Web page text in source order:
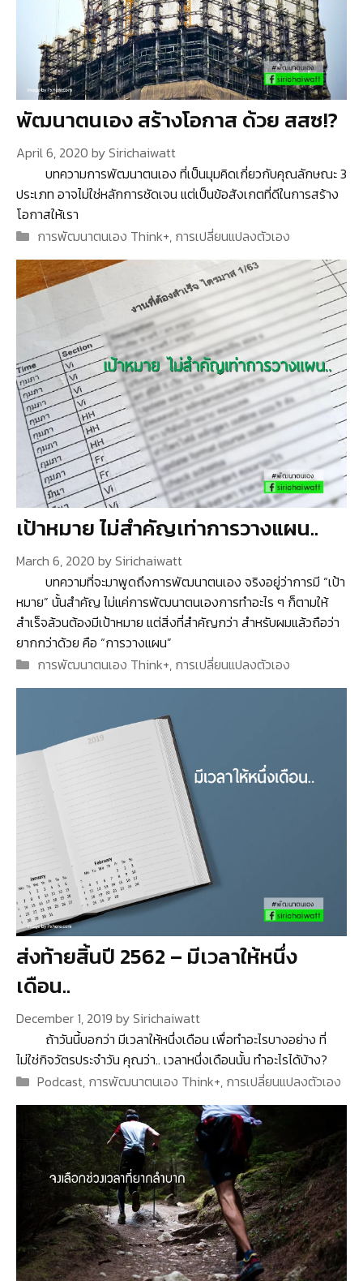
พัฒนาตนเอง สร้างโอกาส ด้วย สสซ!?
April 6, 2020 bySirichaiwatt
บทความการพัฒนาตนเอง ที่เป็นมุมคิดเกี่ยวกับคุณลักษณะ 3
ประเภท อาจไม่ใช่หลักการชัดเจน แต่เป็นข้อสังเกตที่ดีในการสร้าง
โอกาสให้เรา
Categories
การพัฒนาตนเอง Think+, การเปลี่ยนแปลงตัวเอง
เป้าหมาย ไม่สำคัญเท่าการวางแผน..
March 6, 2020 bySirichaiwatt
บทความที่จะมาพูดถึงการพัฒนาตนเอง จริงอยู่ว่าการมี “เป้า
หมาย” นั้นสำคัญ ไม่แค่การพัฒนาตนเองการทำอะไร ๆ ก็ตามให้
สำเร็จล้วนต้องมีเป้าหมาย แต่สิ่งที่สำคัญกว่า สำหรับผมแล้วถือว่า
ยากกว่าด้วย คือ “การวางแผน”
Categories
การพัฒนาตนเอง Think+, การเปลี่ยนแปลงตัวเอง
ส่งท้ายสิ้นปี 2562 – มีเวลาให้หนึ่ง
เดือน..
December 1, 2019 bySirichaiwatt
ถ้าวันนี้บอกว่า มีเวลาให้หนึ่งเดือน เพื่อทำอะไรบางอย่าง ที่
ไม่ใช่กิจวัตรประจำวัน คุณว่า.. เวลาหนึ่งเดือนนั้น ทำอะไรได้บ้าง?
Categories
Podcast, การพัฒนาตนเอง Think+, การเปลี่ยนแปลงตัวเอง